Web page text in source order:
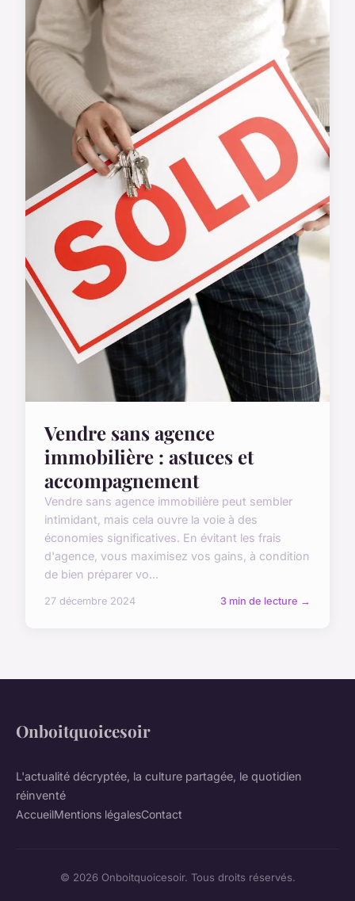
Vendre sans agence
immobilière : astuces et
accompagnement
Vendre sans agence immobilière peut sembler
intimidant, mais cela ouvre la voie à des
économies significatives. En évitant les frais
d'agence, vous maximisez vos gains, à condition
de bien préparer vo...
27 décembre 2024 3 min de lecture →
Onboitquoicesoir
L'actualité décryptée, la culture partagée, le quotidien
réinventé
AccueilMentions légalesContact
© 2026 Onboitquoicesoir. Tous droits réservés.